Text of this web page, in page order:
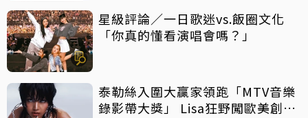
星級評論／一日歌迷vs.飯圈文化
「你真的懂看演唱會嗎？」
泰勒絲入圍大贏家領跑「MTV音樂
錄影帶大獎」 Lisa狂野闖歐美創佳